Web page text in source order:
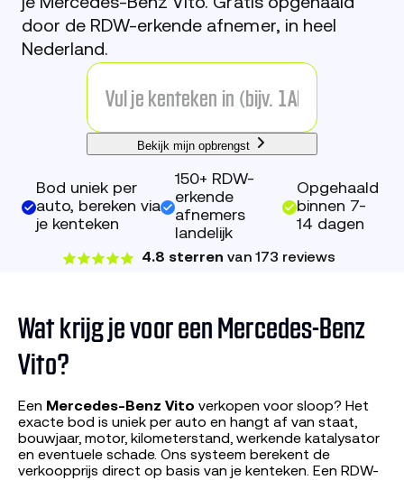
je Mercedes-Benz Vito. Gratis opgehaald
door de RDW-erkende afnemer, in heel
Nederland.
Bekijk mijn opbrengst
Bod uniek per
auto, bereken via
je kenteken
150+ RDW-
erkende
afnemers
landelijk
Opgehaald
binnen 7-
14 dagen
4.8 sterren van 173 reviews
Wat krijg je voor een Mercedes-Benz
Vito?
Een Mercedes-Benz Vito verkopen voor sloop? Het
exacte bod is uniek per auto en hangt af van staat,
bouwjaar, motor, kilometerstand, werkende katalysator
en eventuele schade. Ons systeem berekent de
verkoopprijs direct op basis van je kenteken. Een RDW-